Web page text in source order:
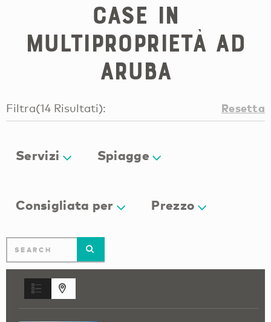
Case in
multiproprietà ad
Aruba
Filtra(14 Risultati): Resetta
Servizi Spiagge
Consigliata per Prezzo